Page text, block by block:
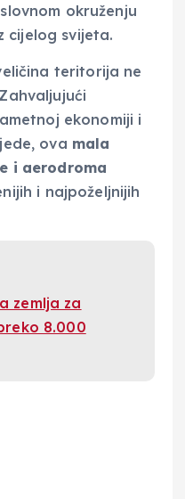
okruženju
cijelog svijeta.
teritorija ne
ekonomiji i
ova mala
i aerodroma
i najpoželjnijih
zemlja za
8.000